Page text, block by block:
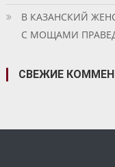
В КАЗАНСКИЙ
С МОЩАМИ
СВЕЖИЕ